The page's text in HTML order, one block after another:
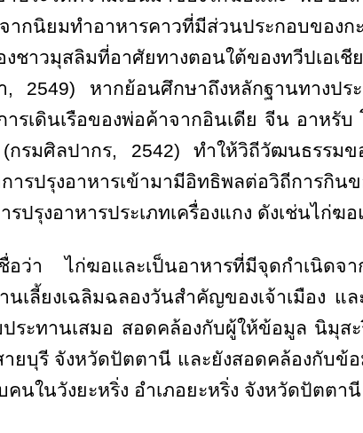
ากนิยมทำอาหารคาวที่มีส่วนประกอบของก
ชาวมุสลิมที่อาศัยทางตอนใต้ของทวีปเอเชี
, 2549) หากย้อนศึกษาถึงหลักฐานทางปร
ารเดินเรือของพ่อค้าจากอินเดีย จีน อาหรั
กรมศิลปากร, 2542) ทำให้วิถีวัฒนธรรมข
ารปรุงอาหารเข้ามามีอิทธิพลต่อวิถีการกิ
ปรุงอาหารประเภทเครื่องแกง ดังเช่นไก่ฆ
ชื่อว่า ไก่ฆอและเป็นอาหารที่มีจุดกำเนิด
นเลี้ยงเฉลิมฉลองวันสำคัญของเจ้าเมือง
ระทานเสมอ สอดคล้องกับผู้ให้ข้อมูล นิมุส
ยบุรี จังหวัดปัตตานี และยังสอดคล้องกับข้
นในวังยะหริ่ง อำเภอยะหริ่ง จังหวัดปัตตานี